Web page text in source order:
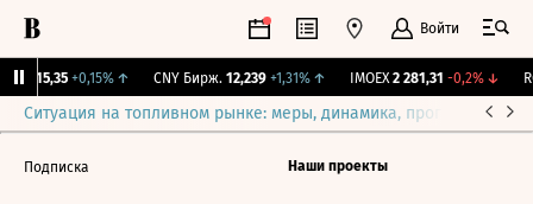
Войти
115,35 +0,15%↑ CNY Бирж. 12,239 +1,31%↑ IMOEX 2 281,31 -0,2%↓
Ситуация на топливном рынке: меры, динамика, прогнозы
Подписка Наши проекты